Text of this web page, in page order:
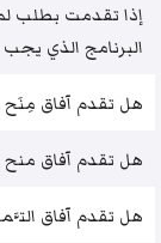
إذا تقدمت بطلب
البرنامج الذي يجب
هل تقدم آفاق مِنَح
هل تقدم آفاق منح
هل تقدم آفاق التَّمويل بنسبة